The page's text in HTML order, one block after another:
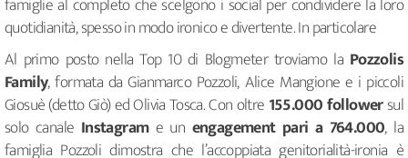
famiglie al completo che scelgono i social per condividere la loro
quotidianità, spesso in modo ironico e divertente. In particolare
Al primo posto nella Top 10 di Blogmeter troviamo la Pozzolis
Family, formata da Gianmarco Pozzoli, Alice Mangione e i piccoli
Giosuè (detto Giò) ed Olivia Tosca. Con oltre 155.000 followersul
solo canale Instagrame un engagement pari a 764.000, la
famiglia Pozzoli dimostra che l’accoppiata genitorialità-ironia è